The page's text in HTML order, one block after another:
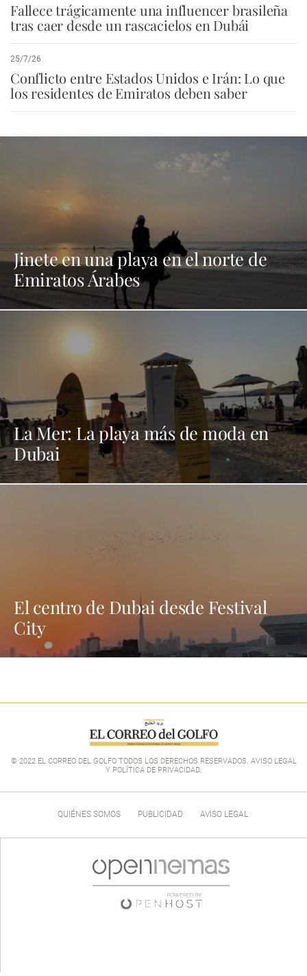
Fallece trágicamente una influencer brasileña
tras caer desde un rascacielos en Dubái
25/7/26
Conflicto entre Estados Unidos e Irán: Lo que
los residentes de Emiratos deben saber
Jinete en una playa en el norte de
Emiratos Árabes
La Mer: La playa más de moda en
Dubai
El centro de Dubai desde Festival
City
© 2022 EL CORREO DEL GOLFO TODOS LOS DERECHOS RESERVADOS. AVISO LEGAL
Y POLÍTICA DE PRIVACIDAD.
QUIÉNES SOMOS PUBLICIDAD AVISO LEGAL